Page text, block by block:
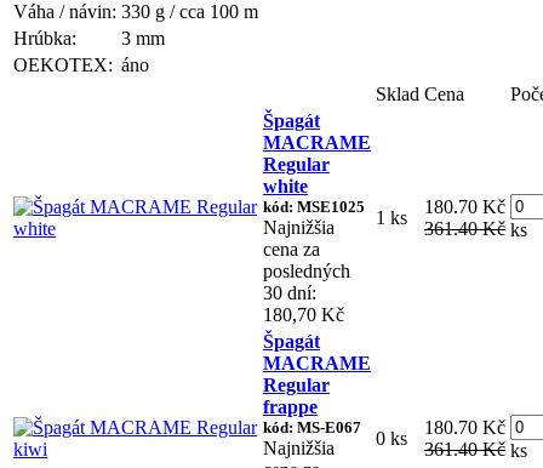
Váha / návin: 330 g / cca 100 m
Hrúbka:
3 mm
OEKOTEX: áno
Sklad Cena
Špagát
MACRAME
Regular
white
kód: MSE1025
Najnižšia
cena za
posledných
30 dní:
180,70 Kč
1 ks
180.70 Kč
361.40 Kč ks
Špagát
MACRAME
Regular
frappe
kód: MS-E067
Najnižšia
0 ks
180.70 Kč
361.40 Kč ks